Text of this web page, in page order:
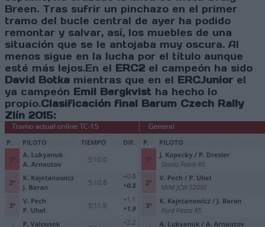
Breen. Tras sufrir un pinchazo en el primer
tramo del bucle central de ayer ha podido
remontar y salvar, así, los muebles de una
situación que se le antojaba muy oscura. Al
menos sigue en la lucha por el título aunque
esté más lejos.En el ERC2 el campeón ha sido
David Botka mientras que en el ERCJunior el
ya campeón Emil Bergkvist ha hecho lo
propio.Clasificación final Barum Czech Rally
Zlín 2015: